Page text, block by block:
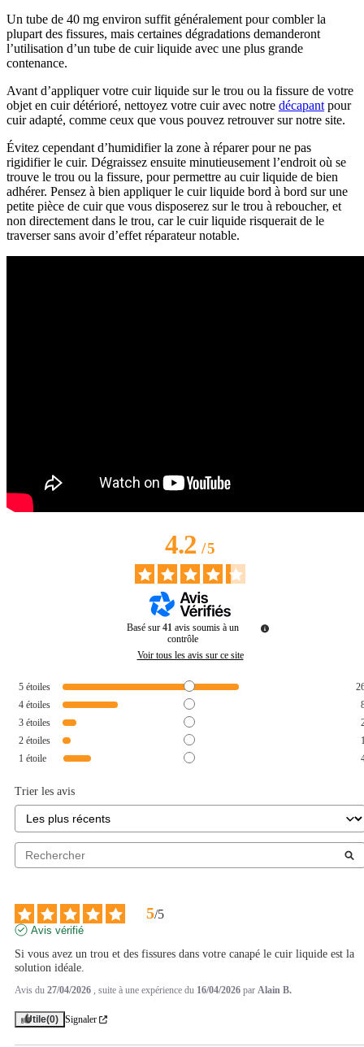
Un tube de 40 mg environ suffit généralement pour combler la
plupart des fissures, mais certaines dégradations demanderont
l’utilisation d’un tube de cuir liquide avec une plus grande
contenance.
Avant d’appliquer votre cuir liquide sur le trou ou la fissure de votre
objet en cuir détérioré, nettoyez votre cuir avec notre décapantpour
cuir adapté, comme ceux que vous pouvez retrouver sur notre site.
Évitez cependant d’humidifier la zone à réparer pour ne pas
rigidifier le cuir. Dégraissez ensuite minutieusement l’endroit où se
trouve le trou ou la fissure, pour permettre au cuir liquide de bien
adhérer. Pensez à bien appliquer le cuir liquide bord à bord sur une
petite pièce de cuir que vous disposerez sur le trou à reboucher, et
non directement dans le trou, car le cuir liquide risquerait de le
traverser sans avoir d’effet réparateur notable.
4.2/5
Basé sur 41 avis soumis à un
contrôle
Voir tous les avis sur ce site
5 étoiles
4 étoiles
3 étoiles
2 étoiles
1 étoile
Trier les avis
5/5
Avis vérifié
Si vous avez un trou et des fissures dans votre canapé le cuir liquide est la
solution idéale.
Avis du 27/04/2026 , suite à une expérience du 16/04/2026 par Alain B.
Utile(0) Signaler